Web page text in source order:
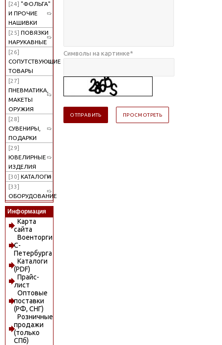
[24] "ФОЛЬГА"
И ПРОЧИЕ
НАШИВКИ
[25] ПОВЯЗКИ
НАРУКАВНЫЕ
[26]
СОПУТСТВУЮЩИЕ
ТОВАРЫ
[27]
ПНЕВМАТИКА,
МАКЕТЫ
ОРУЖИЯ
[28]
СУВЕНИРЫ,
ПОДАРКИ
[29]
ЮВЕЛИРНЫЕ
ИЗДЕЛИЯ
[30] КАТАЛОГИ
[33]
ОБОРУДОВАНИЕ
Информация
Карта
сайта
Военторги
С-
Петербурга
Каталоги
(PDF)
Прайс-
лист
Оптовые
поставки
(РФ, СНГ)
Розничные
продажи
(только
СПб)
Символы на картинке*